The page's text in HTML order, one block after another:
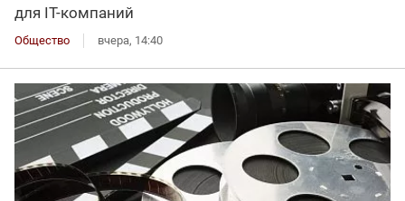
для IT-компаний
Общество вчера, 14:40